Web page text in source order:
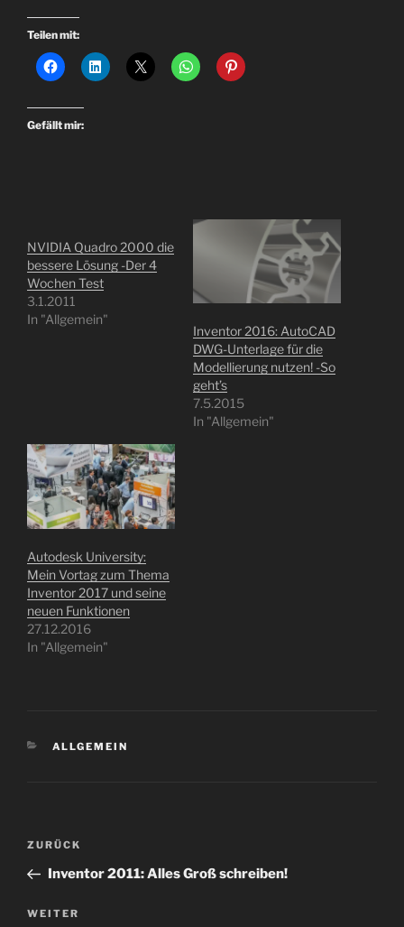
Teilen mit:
Gefällt mir:
NVIDIA Quadro 2000 die
bessere Lösung -Der 4
Wochen Test
3.1.2011
In "Allgemein"
Inventor 2016: AutoCAD
DWG-Unterlage für die
Modellierung nutzen! -So
geht’s
7.5.2015
In "Allgemein"
Autodesk University:
Mein Vortag zum Thema
Inventor 2017 und seine
neuen Funktionen
27.12.2016
In "Allgemein"
KATEGORIEN
ALLGEMEIN
Beitragsnavigation
Vorheriger
Beitrag
ZURÜCK
Inventor 2011: Alles Groß schreiben!
Nächster
WEITER